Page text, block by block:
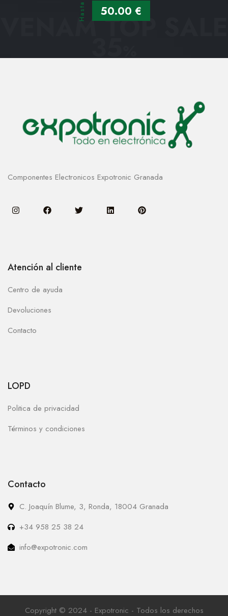
Hasta 50.00 €
VENAM TOP SALE
35
Componentes Electronicos Expotronic Granada
Atención al cliente
Centro de ayuda
Devoluciones
Contacto
LOPD
Politica de privacidad
Términos y condiciones
Contacto
C. Joaquín Blume, 3, Ronda, 18004 Granada
+34 958 25 38 24
info@expotronic.com
Copyright © 2024 - Expotronic - Todos los derechos